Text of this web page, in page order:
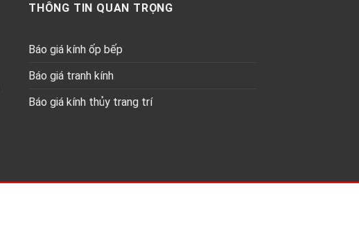
THÔNG TIN QUAN TRỌNG
Báo giá kính ốp bếp
Báo giá tranh kính
Báo giá kính thủy trang trí